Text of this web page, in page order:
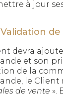
à jour
Validation
devra
et son
de la
le Client
de vente ».